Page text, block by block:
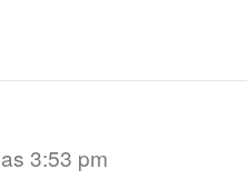
3:53 pm